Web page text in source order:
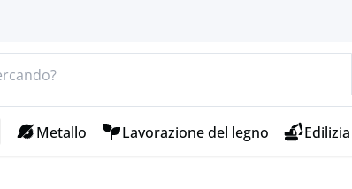
Metallo Lavorazione del legno Edilizia